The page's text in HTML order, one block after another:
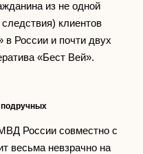
из не одной
клиентов
в России и почти двух
«Бест Вей».
подручных
России совместно с
весьма невзрачно на